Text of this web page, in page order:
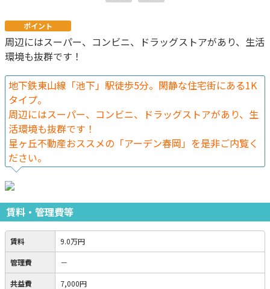
ポイント
周辺にはスーパー、コンビニ、ドラッグストアがあり、生活
環境も抜群です！
地下鉄東山線「池下」駅徒歩5分。閑静な住宅街にある1K
タイプ。
周辺にはスーパー、コンビニ、ドラッグストアがあり、生
活環境も抜群です！
星ヶ丘不動産おススメの「アーデン春岡」を是非ご内覧く
ださい。
賃料・管理費等
賃料 9.0万円
管理費 －
共益費 7,000円